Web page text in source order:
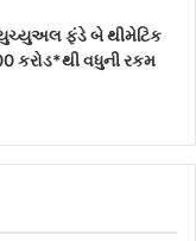
ફંડે બે થીમેટિક
કરોડ*થી વધુની રકમ